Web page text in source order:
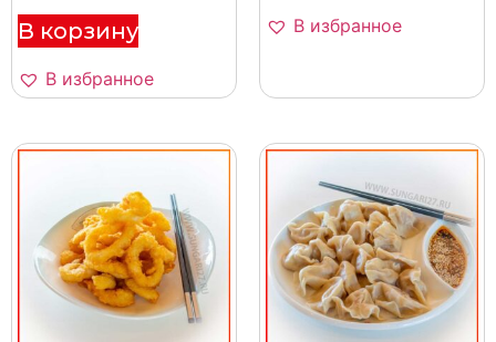
В корзину
В избранное
В избранное